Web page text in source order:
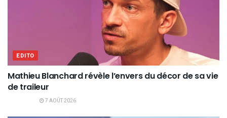
EDITO
Mathieu Blanchard révèle l’envers du décor de sa vie
de traileur
7 AOÛT 2026